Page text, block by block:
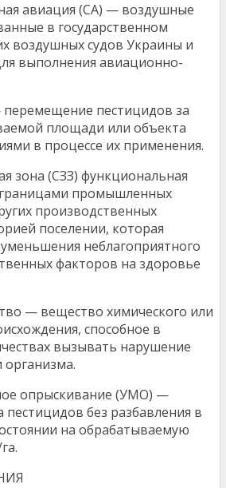
авиация (СА) — воздушные
в государственном
воздушных судов Украины и
выполнения авиационно-
пестицидов за
площади или объекта
в процессе их применения.
зона (СЗЗ) функциональная
промышленных
производственных
поселении, которая
неблагоприятного
факторов на здоровье
— вещество химического или
способное в
вызывать нарушение
организма.
опрыскивание (УМО) —
пестицидов без разбавления в
на обрабатываемую